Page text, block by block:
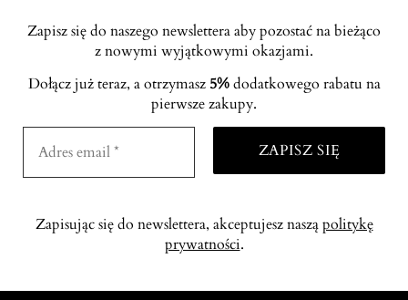
Zapisz się do naszego newslettera aby pozostać na bieżąco
z nowymi wyjątkowymi okazjami.
Dołącz już teraz, a otrzymasz 5%dodatkowego rabatu na
pierwsze zakupy.
Zapisując się do newslettera, akceptujesz nasząpolitykę
prywatności.